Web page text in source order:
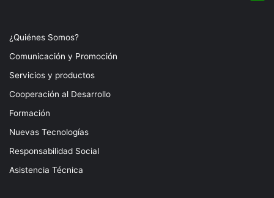
¿Quiénes Somos?
Comunicación y Promoción
Servicios y productos
Cooperación al Desarrollo
Formación
Nuevas Tecnologías
Responsabilidad Social
Asistencia Técnica